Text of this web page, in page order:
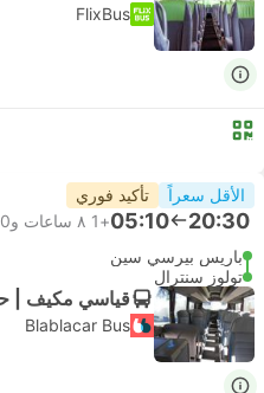
FlixBus
الأقل سعراً تأكيد فوري
20:30
05:10
+1
٨ ساعات و‫40 دقائق
باريس بيرسي سين
تولوز سنترال
قياسي مكيف |
Blablacar Bus